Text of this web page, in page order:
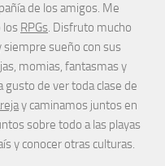
de los amigos. Me
los RPGs. Disfruto mucho
siempre sueño con sus
momias, fantasmas y
gusto de ver toda clase de
y caminamos juntos en
sobre todo a las playas
y conocer otras culturas.